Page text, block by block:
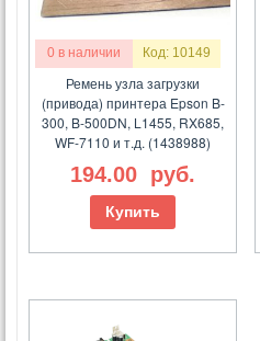
0 в наличии Код: 10149
Ремень узла загрузки
(привода) принтера Epson B-
300, B-500DN, L1455, RX685,
WF-7110 и т.д. (1438988)
194.00 руб.
Купить